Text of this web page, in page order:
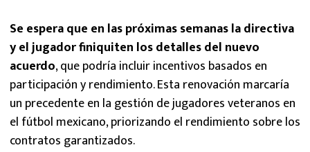
Se espera que en las próximas semanas la directiva
y el jugador finiquiten los detalles del nuevo
acuerdo, que podría incluir incentivos basados en
participación y rendimiento. Esta renovación marcaría
un precedente en la gestión de jugadores veteranos en
el fútbol mexicano, priorizando el rendimiento sobre los
contratos garantizados.